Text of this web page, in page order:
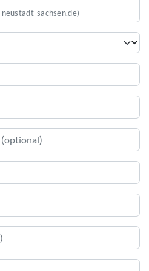
sachsen.de)